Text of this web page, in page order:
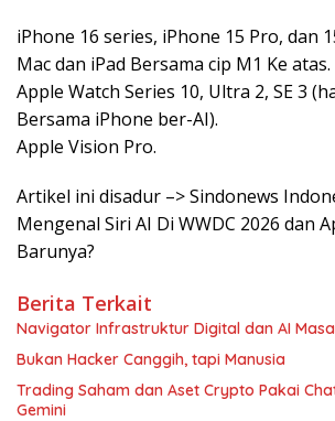
iPhone 16 series, iPhone 15 Pro, dan
Mac dan iPad Bersama cip M1 Ke atas.
Apple Watch Series 10, Ultra 2, SE 3
Bersama iPhone ber-AI).
Apple Vision Pro.
Artikel ini disadur –> Sindonews
Mengenal Siri AI Di WWDC 2026 dan
Barunya?
Berita Terkait
Navigator Infrastruktur Digital dan AI
Bukan Hacker Canggih, tapi Manusia
Trading Saham dan Aset Crypto Pakai
Gemini